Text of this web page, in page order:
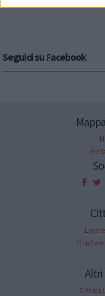
Seguici su Facebook
Il
Altri
Critica